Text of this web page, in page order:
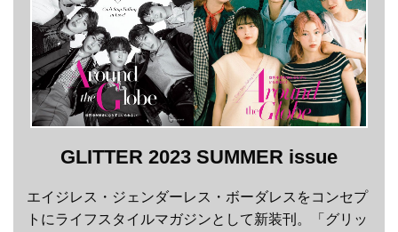
GLITTER 2023 SUMMER issue
エイジレス・ジェンダーレス・ボーダレスをコンセプ
トにライフスタイルマガジンとして新装刊。「グリッ